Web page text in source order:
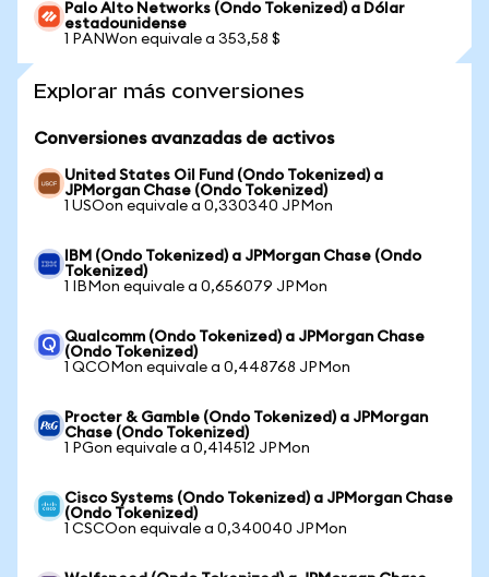
Palo Alto Networks (Ondo Tokenized) a Dólar
estadounidense
1 PANWon equivale a 353,58 $
Explorar más conversiones
Conversiones avanzadas de activos
United States Oil Fund (Ondo Tokenized) a
JPMorgan Chase (Ondo Tokenized)
1 USOon equivale a 0,330340 JPMon
IBM (Ondo Tokenized) a JPMorgan Chase (Ondo
Tokenized)
1 IBMon equivale a 0,656079 JPMon
Qualcomm (Ondo Tokenized) a JPMorgan Chase
(Ondo Tokenized)
1 QCOMon equivale a 0,448768 JPMon
Procter & Gamble (Ondo Tokenized) a JPMorgan
Chase (Ondo Tokenized)
1 PGon equivale a 0,414512 JPMon
Cisco Systems (Ondo Tokenized) a JPMorgan Chase
(Ondo Tokenized)
1 CSCOon equivale a 0,340040 JPMon